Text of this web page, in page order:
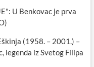
U Benkovac je prva
(1958. – 2001.) –
legenda iz Svetog Filipa